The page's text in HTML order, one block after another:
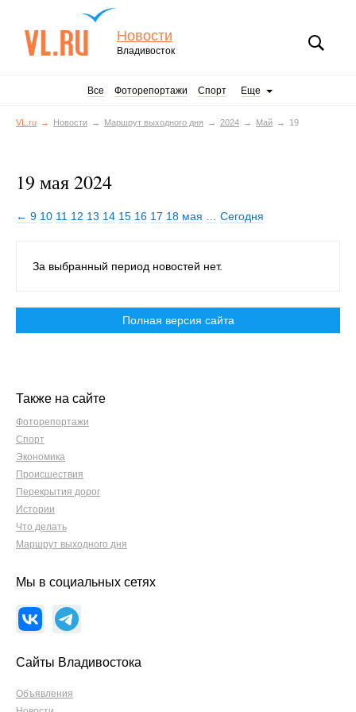
Новости
Владивосток
Все Фоторепортажи Спорт Еще
VL.ru Новости Маршрут выходного дня 2024 Май 19
19 мая 2024
← 9 10 11 12 13 14 15 16 17 18 мая Сегодня
За выбранный период новостей нет.
Полная версия сайта
Также на сайте
Фоторепортажи
Спорт
Экономика
Происшествия
Перекрытия дорог
Истории
Что делать
Маршрут выходного дня
Мы в социальных сетях
Сайты Владивостока
Объявления